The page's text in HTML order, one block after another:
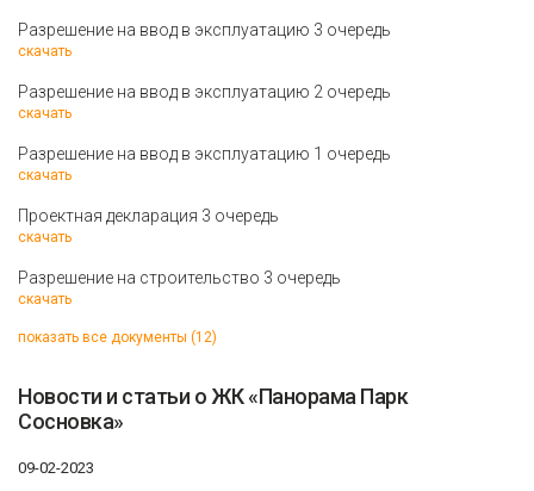
Разрешение на ввод в эксплуатацию 3 очередь
скачать
Разрешение на ввод в эксплуатацию 2 очередь
скачать
Разрешение на ввод в эксплуатацию 1 очередь
скачать
Проектная декларация 3 очередь
скачать
Разрешение на строительство 3 очередь
скачать
показать все документы (12)
Новости и статьи о ЖК «Панорама Парк
Сосновка»
09-02-2023